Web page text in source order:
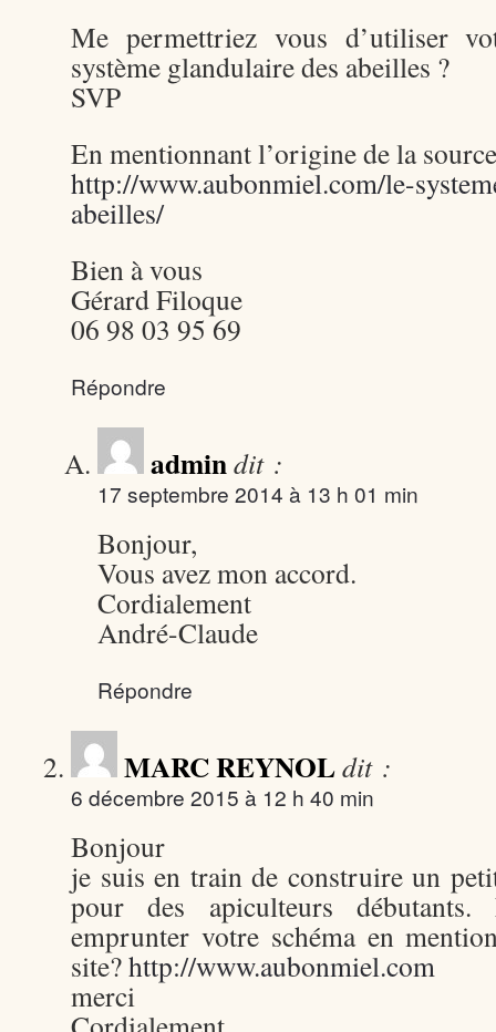
Me permettriez vous d’utiliser
système glandulaire des abeilles ?
SVP
En mentionnant l’origine de la
http://www.aubonmiel.com/le-
abeilles/
Bien à vous
Gérard Filoque
06 98 03 95 69
Répondre
admindit :
17 septembre 2014 à 13 h 01 min
Bonjour,
Vous avez mon accord.
Cordialement
André-Claude
Répondre
MARC REYNOLdit :
6 décembre 2015 à 12 h 40 min
Bonjour
je suis en train de construire un
pour des apiculteurs
emprunter votre schéma en
site?http://www.aubonmiel.com
merci